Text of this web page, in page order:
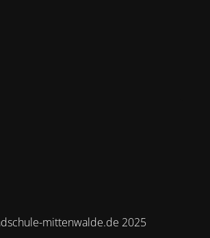
mittenwalde.de 2025